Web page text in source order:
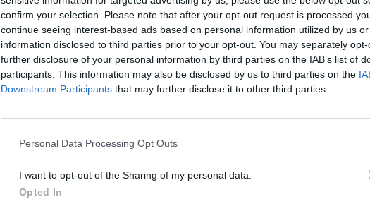
confirm your selection. Please note that after your opt-out request is processed
continue seeing interest-based ads based on personal information utilized by us
information disclosed to third parties prior to your opt-out. You may separately
further disclosure of your personal information by third parties on the IAB’s list of
participants. This information may also be disclosed by us to third parties on the
Downstream Participants that may further disclose it to other third parties.
Personal Data Processing Opt Outs
I want to opt-out of the Sharing of my personal data.
Opted In